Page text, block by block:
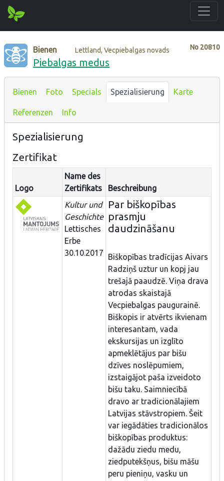
No 20810
Bienen Lettland, Vecpiebalgas novads
Piebalgas medus
Bienen Foto Specials Spezialisierung Karte
Referenzen Info
Spezialisierung
Zertifikat
Logo
Name des
Zertifikats
Beschreibung
Kultur und
Geschichte
Lettisches
Erbe
30.10.2017
Par biškopības
prasmju
daudzināšanu
Biškopības tradīcijas Aivars
Radziņš uztur un kopj jau
trešajā paaudzē. Viņa drava
atrodas skaistajā
Vecpiebalgas paugurainē.
Biškopis ir atvērts ikvienam
interesantam, vada
ekskursijas un izglīto
apmeklētājus par bišu
dzīves noslēpumiem,
izstaigājot paša izveidoto
bišu taku. Saimniecībā
dravo ar tradicionālajiem
Latvijas stāvstropiem. Šeit
var iegādāties tradicionālos
biškopības produktus:
dažādu ziedu medu,
ziedputekšņus, bišu māšu
peru pieniņu, vasku un